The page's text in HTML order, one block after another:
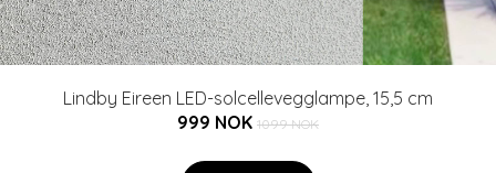
Lindby Eireen LED-solcellevegglampe, 15,5 cm
999 NOK 1099 NOK